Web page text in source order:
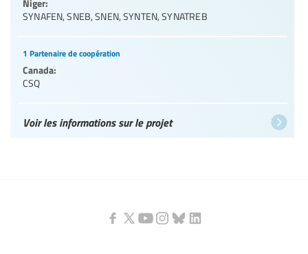
Niger:
SYNAFEN,SNEB,SNEN,SYNTEN,SYNATREB
1 Partenaire de coopération
Canada:
CSQ
Voir les informations sur le projet